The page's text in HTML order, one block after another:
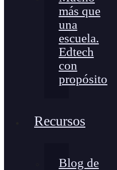
más que
una
escuela.
Edtech
con
propósito
Recursos
Blog de